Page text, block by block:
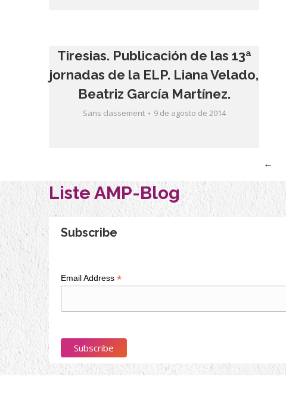
Tiresias. Publicación de las 13ª
jornadas de la ELP. Liana Velado,
Beatriz García Martínez.
Sans classement 9 de agosto de 2014
←
Liste AMP-Blog
Subscribe
Email Address *